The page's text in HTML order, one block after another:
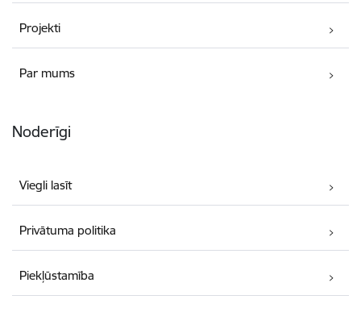
Projekti
Par mums
Noderīgi
Viegli lasīt
Privātuma politika
Piekļūstamība